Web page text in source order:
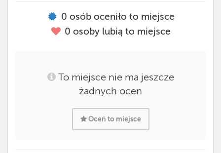
0 osób oceniło to miejsce
0 osoby lubią to miejsce
To miejsce nie ma jeszcze
żadnych ocen
Oceń to miejsce